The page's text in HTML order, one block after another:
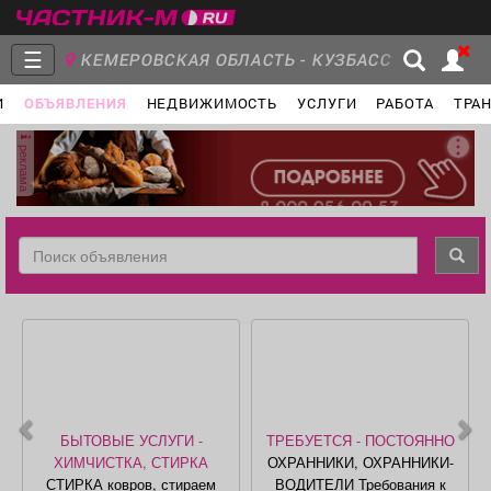
☰ КЕМЕРОВСКАЯ ОБЛАСТЬ - КУЗБАСС
ОБЪЯВЛЕНИЯ НЕДВИЖИМОСТЬ УСЛУГИ РАБОТА
Главная
Группы Новости
Объявления
реклама
БЫТОВЫЕ УСЛУГИ -
ХИМЧИСТКА, СТИРКА
СТИРКА ковров, стираем
ТРЕБУЕТСЯ - ПОСТОЯННО
ОХРАННИКИ, ОХРАННИКИ-
ВОДИТЕЛИ Требования к